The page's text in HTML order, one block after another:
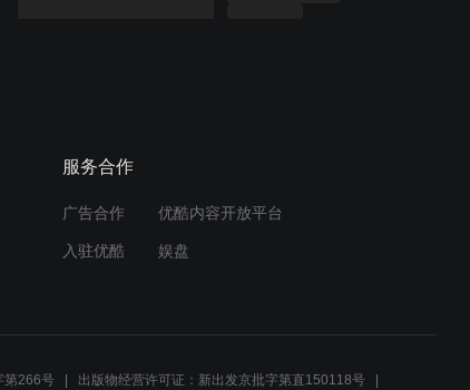
服务合作
广告合作 优酷内容开放平台
入驻优酷 娱盘
第266号 出版物经营许可证：新出发京批字第直150118号